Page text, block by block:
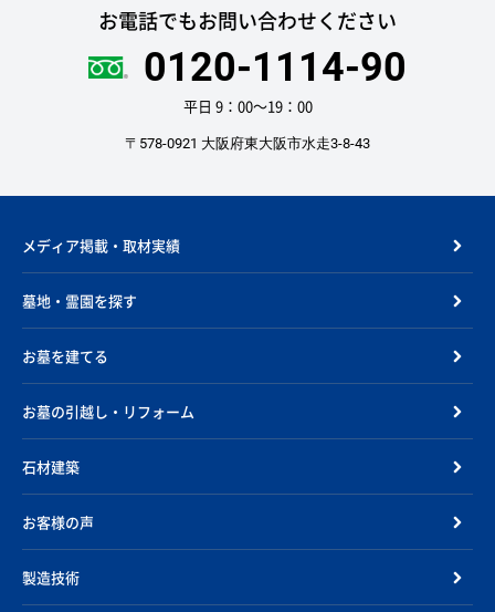
お電話でもお問い合わせください
0120-1114-90
平日 9：00〜19：00
〒578-0921 大阪府東大阪市水走3-8-43
メディア掲載・取材実績
墓地・霊園を探す
お墓を建てる
お墓の引越し・リフォーム
石材建築
お客様の声
製造技術